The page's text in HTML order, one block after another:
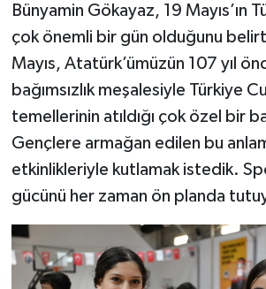
Bünyamin Gökayaz, 19 Mayıs’ın
çok önemli bir gün olduğunu
Mayıs, Atatürk’ümüzün 107 yıl
bağımsızlık meşalesiyle Türkiye
temellerinin atıldığı çok özel bir
Gençlere armağan edilen bu
etkinlikleriyle kutlamak istedik.
gücünü her zaman ön planda